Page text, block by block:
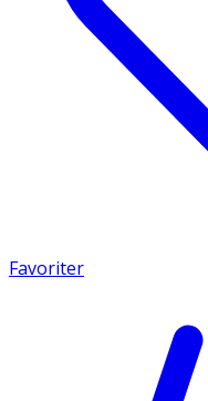
Favoriter